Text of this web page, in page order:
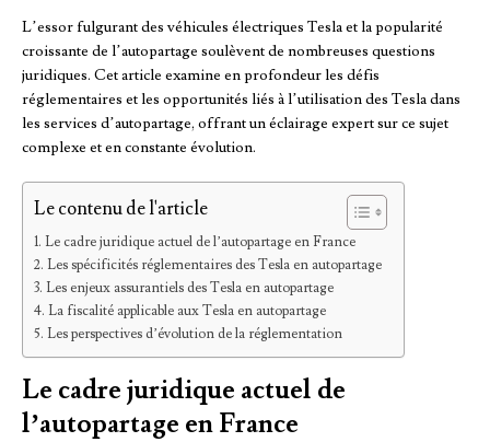
L’essor fulgurant des véhicules électriques Tesla et la popularité
croissante de l’autopartage soulèvent de nombreuses questions
juridiques. Cet article examine en profondeur les défis
réglementaires et les opportunités liés à l’utilisation des Tesla dans
les services d’autopartage, offrant un éclairage expert sur ce sujet
complexe et en constante évolution.
Le contenu de l'article
Le cadre juridique actuel de l’autopartage en France
Les spécificités réglementaires des Tesla en autopartage
Les enjeux assurantiels des Tesla en autopartage
La fiscalité applicable aux Tesla en autopartage
Les perspectives d’évolution de la réglementation
Le cadre juridique actuel de
l’autopartage en France